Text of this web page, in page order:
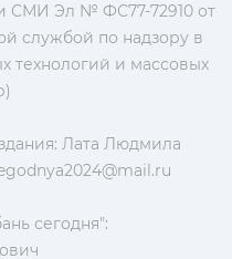
СМИ Эл № ФС77-72910 от
службой по надзору в
технологий и массовых
Лата Людмила
сегодня":